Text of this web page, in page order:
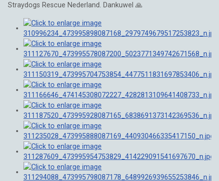
Straydogs Rescue Nederland. Dankuwel 🙏